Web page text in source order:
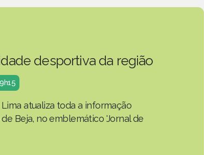
desportiva da região
atualiza toda a informação
Beja, no emblemático 'Jornal de